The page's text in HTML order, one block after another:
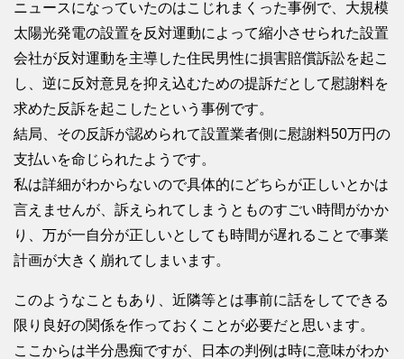
ニュースになっていたのはこじれまくった事例で、大規模
太陽光発電の設置を反対運動によって縮小させられた設置
会社が反対運動を主導した住民男性に損害賠償訴訟を起こ
し、逆に反対意見を抑え込むための提訴だとして慰謝料を
求めた反訴を起こしたという事例です。
結局、その反訴が認められて設置業者側に慰謝料50万円の
支払いを命じられたようです。
私は詳細がわからないので具体的にどちらが正しいとかは
言えませんが、訴えられてしまうとものすごい時間がかか
り、万が一自分が正しいとしても時間が遅れることで事業
計画が大きく崩れてしまいます。
このようなこともあり、近隣等とは事前に話をしてできる
限り良好の関係を作っておくことが必要だと思います。
ここからは半分愚痴ですが、日本の判例は時に意味がわか